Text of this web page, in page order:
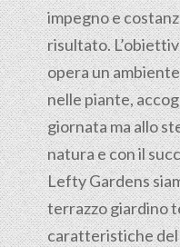
impegno e
risultato.
opera un
nelle piante,
giornata ma allo
natura e con il
Lefty Gardens
terrazzo giardino
caratteristiche del